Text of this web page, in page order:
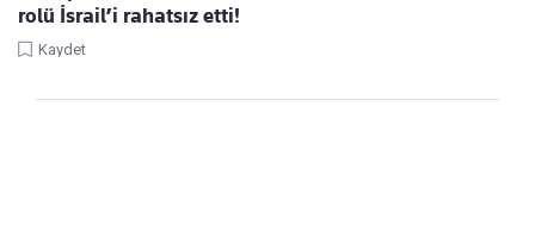
rolü İsrail’i rahatsız etti!
Kaydet